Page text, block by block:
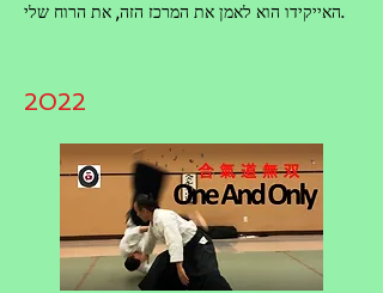
האייקידו הוא לאמן את המרכז הזה, את הרוח שלי.
2022